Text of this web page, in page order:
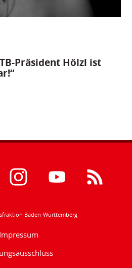
Präsident Hölzl ist
Baden-Württemberg
Impressum